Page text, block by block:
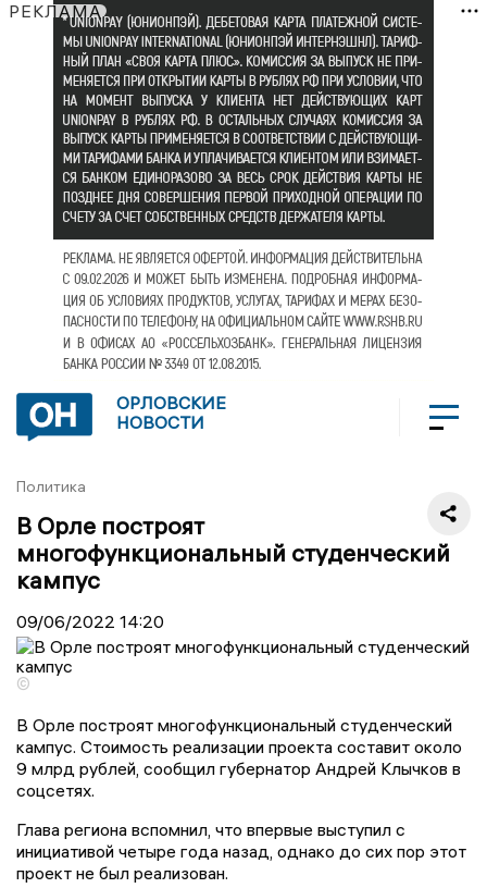
РЕКЛАМА
ОРЛОВСКИЕ
НОВОСТИ
Политика
В Орле построят
многофункциональный студенческий
кампус
09/06/2022 14:20
©
В Орле построят многофункциональный студенческий
кампус. Стоимость реализации проекта составит около
9 млрд рублей, сообщил губернатор Андрей Клычков в
соцсетях.
Глава региона вспомнил, что впервые выступил с
инициативой четыре года назад, однако до сих пор этот
проект не был реализован.